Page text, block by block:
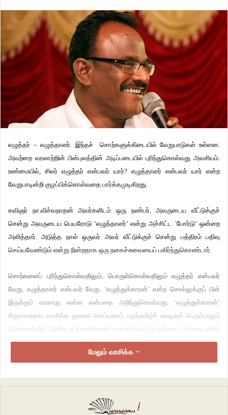
எழுத்தர் – எழுத்தாளர். இந்தச் சொற்களுக்கிடையில் வேறுபாடுகள் உள்ளன.
அவற்றை வரலாற்றின் பின்புலத்தின் அடிப்படையில் புரிந்துகொள்வது அவசியம்.
உண்மையில், சிலர் எழுத்தர் என்பவர் யார்? எழுத்தாளர் என்பவர் யார் என்ற
வேறுபாடின்றி குழப்பிக்கொள்வதை பார்க்கமுடிகிறது.
கவிஞர் நா.விச்வநாதன் அவர்களிடம் ஒரு நண்பர், அவருடைய வீட்டுக்குச்
சென்று அவருடைய பெயரோடு ‘எழுத்தாளர்’ என்று அச்சிட்ட `போர்டு’ ஒன்றை
அளித்தார். அடுத்த நாள் ஒருவர் அவர் வீட்டுக்குச் சென்று பத்திரம் பதிவு
செய்யவேண்டும் என்று நின்றதாக ஒரு நகைச்சுவையைப் பகிர்ந்துகொண்டார்.
சொற்களைப் புரிந்துகொள்வதிலும், பொருள்கொள்வதிலும் எழுத்தர் என்பவர்
வேறு. எழுத்தாளர் என்பவர் வேறு. ‘எழுத்துக்காரன்’ என்ற சொல்லுக்குப் பின்
இருக்கும் வரலாறு என்ன என்பதை அறிந்துகொள்வது, ‘எழுத்துக்காரன்’
சிறுகதையை வாசிக்க துணை செய்யலாம். பழந்தமிழ்ச் சுவடிகள் பெரும்பாலும்
அக்காலத்தில் ஆதீன மடங்களில்தான் பராமரிக்கப்பட்டு வந்தன. அச்சுவடிகளில்
உள்ள பழம்பாடல்களை படியெடுப்பதற்கென சிலர் அவ்வாதீன மடங்களில்
இருந்தனர். தமிழகத்தில் தஞ்சையில், மராட்டியர்களின் ஆட்சிக் காலத்தில்
மராட்டிய ஆட்சியில் எழுத்தராக இருந்தவர்கள்.
மேலும் வாசிக்க